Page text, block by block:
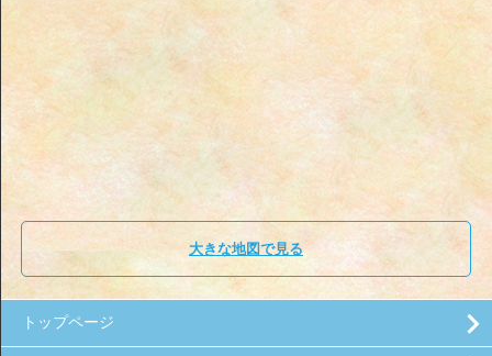
大きな地図で見る
トップページ